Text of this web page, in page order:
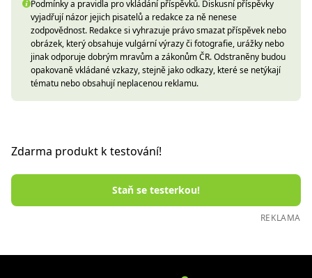
Podmínky a pravidla pro vkládání příspěvků. Diskusní příspěvky
vyjadřují názor jejich pisatelů a redakce za ně nenese
zodpovědnost. Redakce si vyhrazuje právo smazat příspěvek nebo
obrázek, který obsahuje vulgární výrazy či fotografie, urážky nebo
jinak odporuje dobrým mravům a zákonům ČR. Odstraněny budou
opakovaně vkládané vzkazy, stejně jako odkazy, které se netýkají
tématu nebo obsahují neplacenou reklamu.
Zdarma produkt k testování!
Staň se testerkou!
REKLAMA